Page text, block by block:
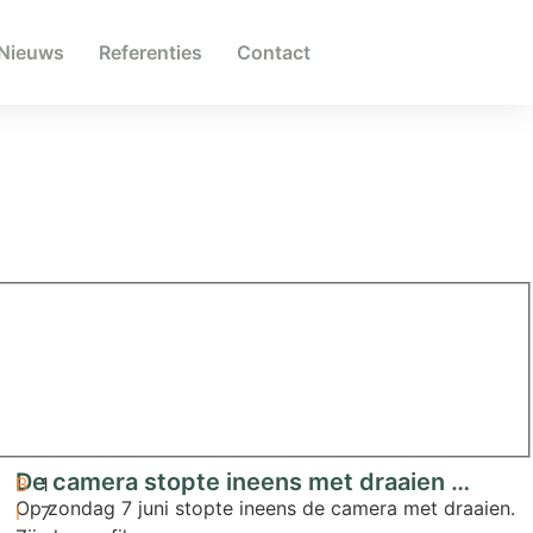
Referenties Contact
1
7
B
l
De camera stopte ineens met draaien …
Op zondag 7 juni stopte ineens de camera met draaien.